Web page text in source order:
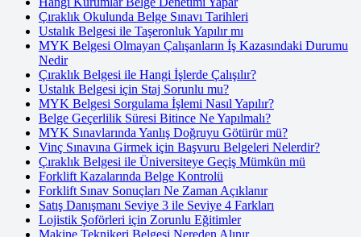
Çıraklık Okulunda Belge Sınavı Tarihleri
Ustalık Belgesi ile Taşeronluk Yapılır mı
MYK Belgesi Olmayan Çalışanların İş Kazasındaki Durumu
Nedir
Çıraklık Belgesi ile Hangi İşlerde Çalışılır?
Ustalık Belgesi için Staj Sorunlu mu?
MYK Belgesi Sorgulama İşlemi Nasıl Yapılır?
Belge Geçerlilik Süresi Bitince Ne Yapılmalı?
MYK Sınavlarında Yanlış Doğruyu Götürür mü?
Vinç Sınavına Girmek için Başvuru Belgeleri Nelerdir?
Çıraklık Belgesi ile Üniversiteye Geçiş Mümkün mü
Forklift Kazalarında Belge Kontrolü
Forklift Sınav Sonuçları Ne Zaman Açıklanır
Satış Danışmanı Seviye 3 ile Seviye 4 Farkları
Lojistik Şoförleri için Zorunlu Eğitimler
Makine Teknikeri Belgesi Nereden Alınır